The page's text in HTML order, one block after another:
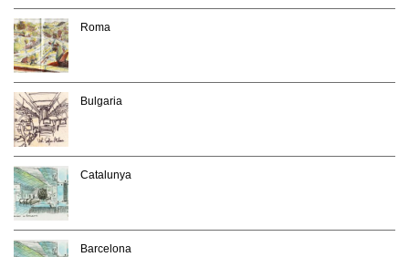
Roma
Bulgaria
Catalunya
Barcelona